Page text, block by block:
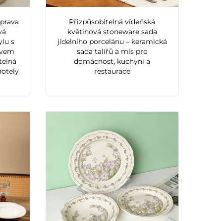
s
Přizpůsobitelná vídeňská
květinová stoneware sada
jídelního porcelánu – keramická
sada talířů a mís pro
domácnost, kuchyni a
restaurace